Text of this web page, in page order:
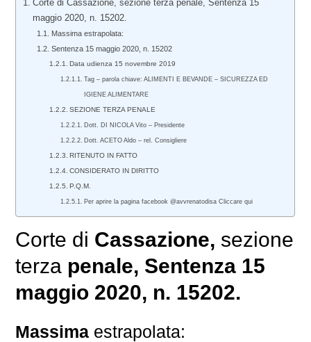
Corte di Cassazione, sezione terza penale, Sentenza 15
maggio 2020, n. 15202.
Massima estrapolata:
Sentenza 15 maggio 2020, n. 15202
Data udienza 15 novembre 2019
Tag – parola chiave: ALIMENTI E BEVANDE – SICUREZZA ED
IGIENE ALIMENTARE
SEZIONE TERZA PENALE
Dott. DI NICOLA Vito – Presidente
Dott. ACETO Aldo – rel. Consigliere
RITENUTO IN FATTO
CONSIDERATO IN DIRITTO
P.Q.M.
Per aprire la pagina facebook @avvrenatodisa Cliccare qui
Corte di Cassazione, sezione
terza penale, Sentenza 15
maggio 2020, n. 15202.
Massima estrapolata: